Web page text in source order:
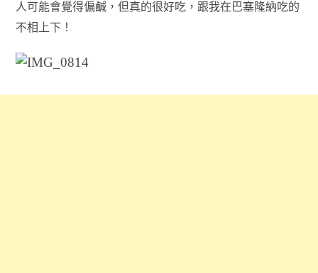
人可能會覺得偏鹹，但真的很好吃，跟我在巴塞隆納吃的
不相上下！